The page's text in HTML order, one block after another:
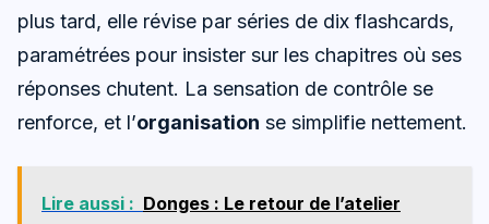
plus tard, elle révise par séries de dix flashcards,
paramétrées pour insister sur les chapitres où ses
réponses chutent. La sensation de contrôle se
renforce, et l’organisation se simplifie nettement.
Lire aussi : Donges : Le retour de l’atelier